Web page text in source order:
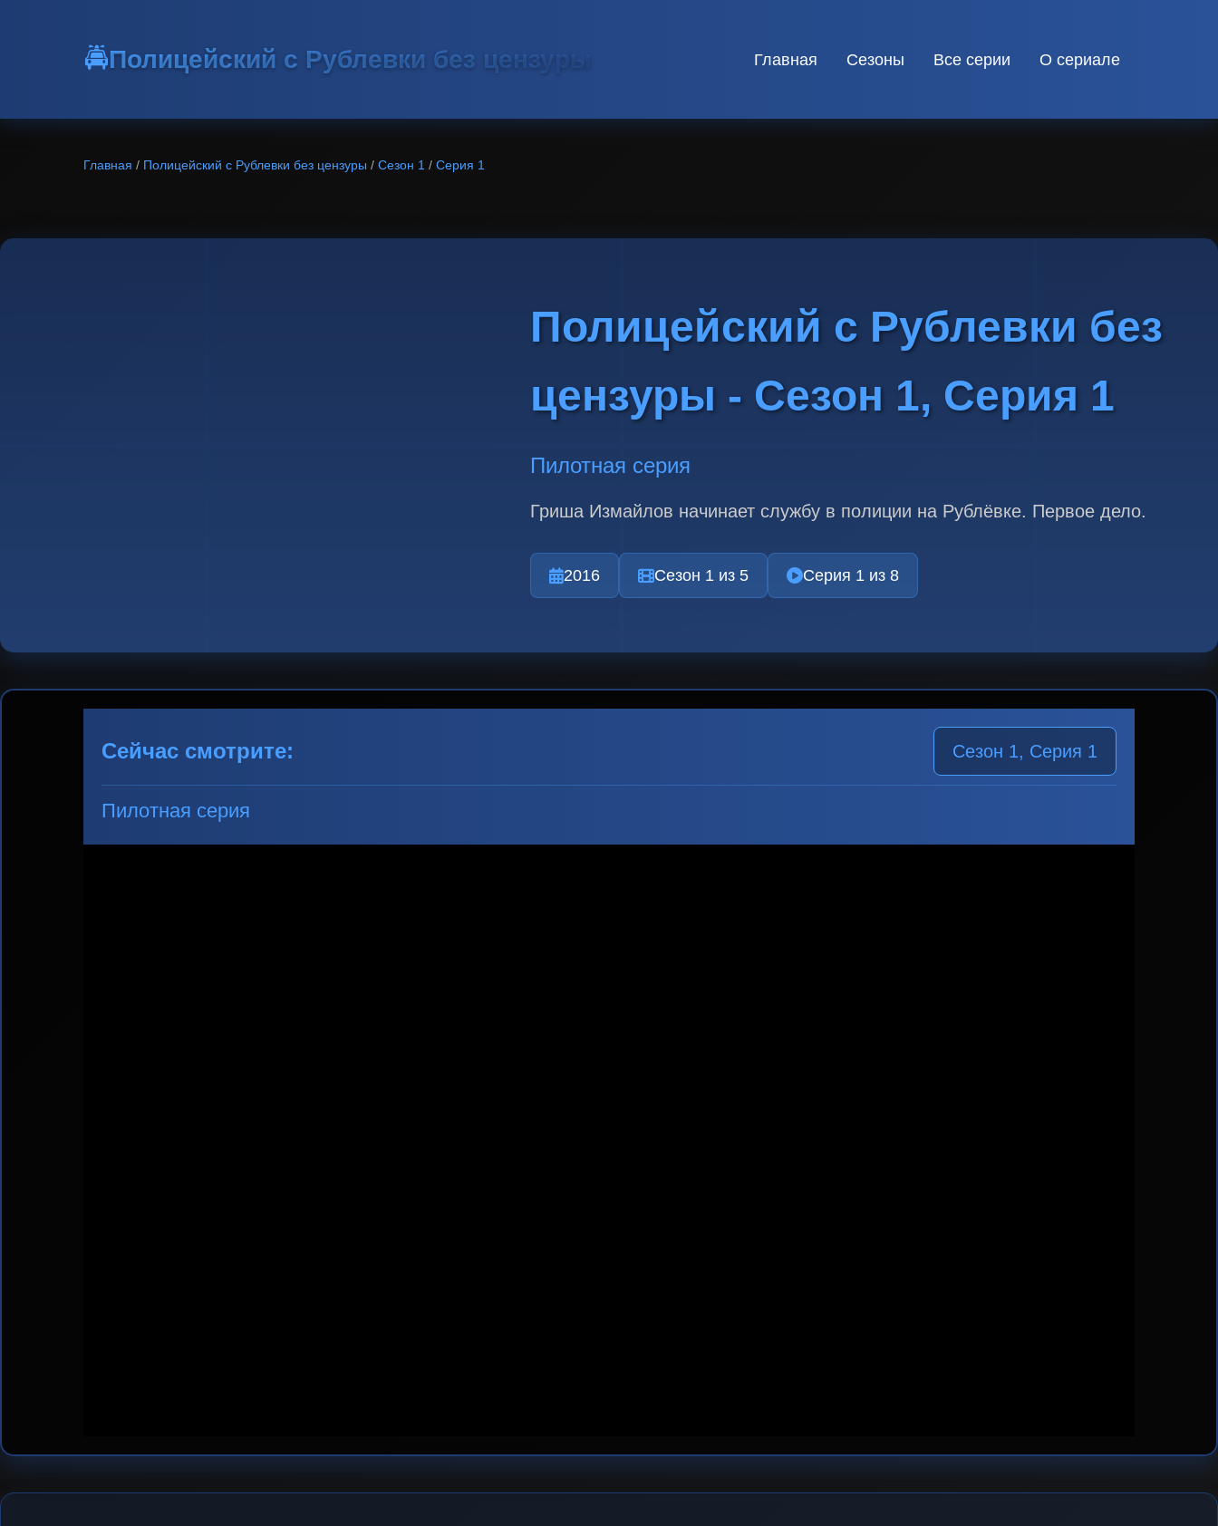
🚔Полицейский с Рублевки без цензуры Главная Сезоны Все серии О сериале
Главная / Полицейский с Рублевки без цензуры / Сезон 1 / Серия 1
Полицейский с Рублевки без
цензуры - Сезон 1, Серия 1
Пилотная серия
Гриша Измайлов начинает службу в полиции на Рублёвке. Первое дело.
2016 Сезон 1 из 5 Серия 1 из 8
Сейчас смотрите: Сезон 1, Серия 1
Пилотная серия